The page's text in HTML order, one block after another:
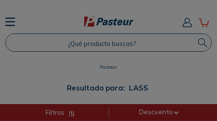
¿Qué producto buscas?
Pasteur
Resultado para: LASS
Filtros Descuento
TÉRMINOS MÁS BUSCADOS
1
2. Shampoo